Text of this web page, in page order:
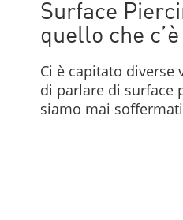
Surface
quello che
Ci è capitato
di parlare di surface
siamo mai